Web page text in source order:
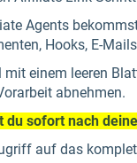
Agents
Hooks, E-
einem leeren
abnehmen.
du sofort nach
auf das